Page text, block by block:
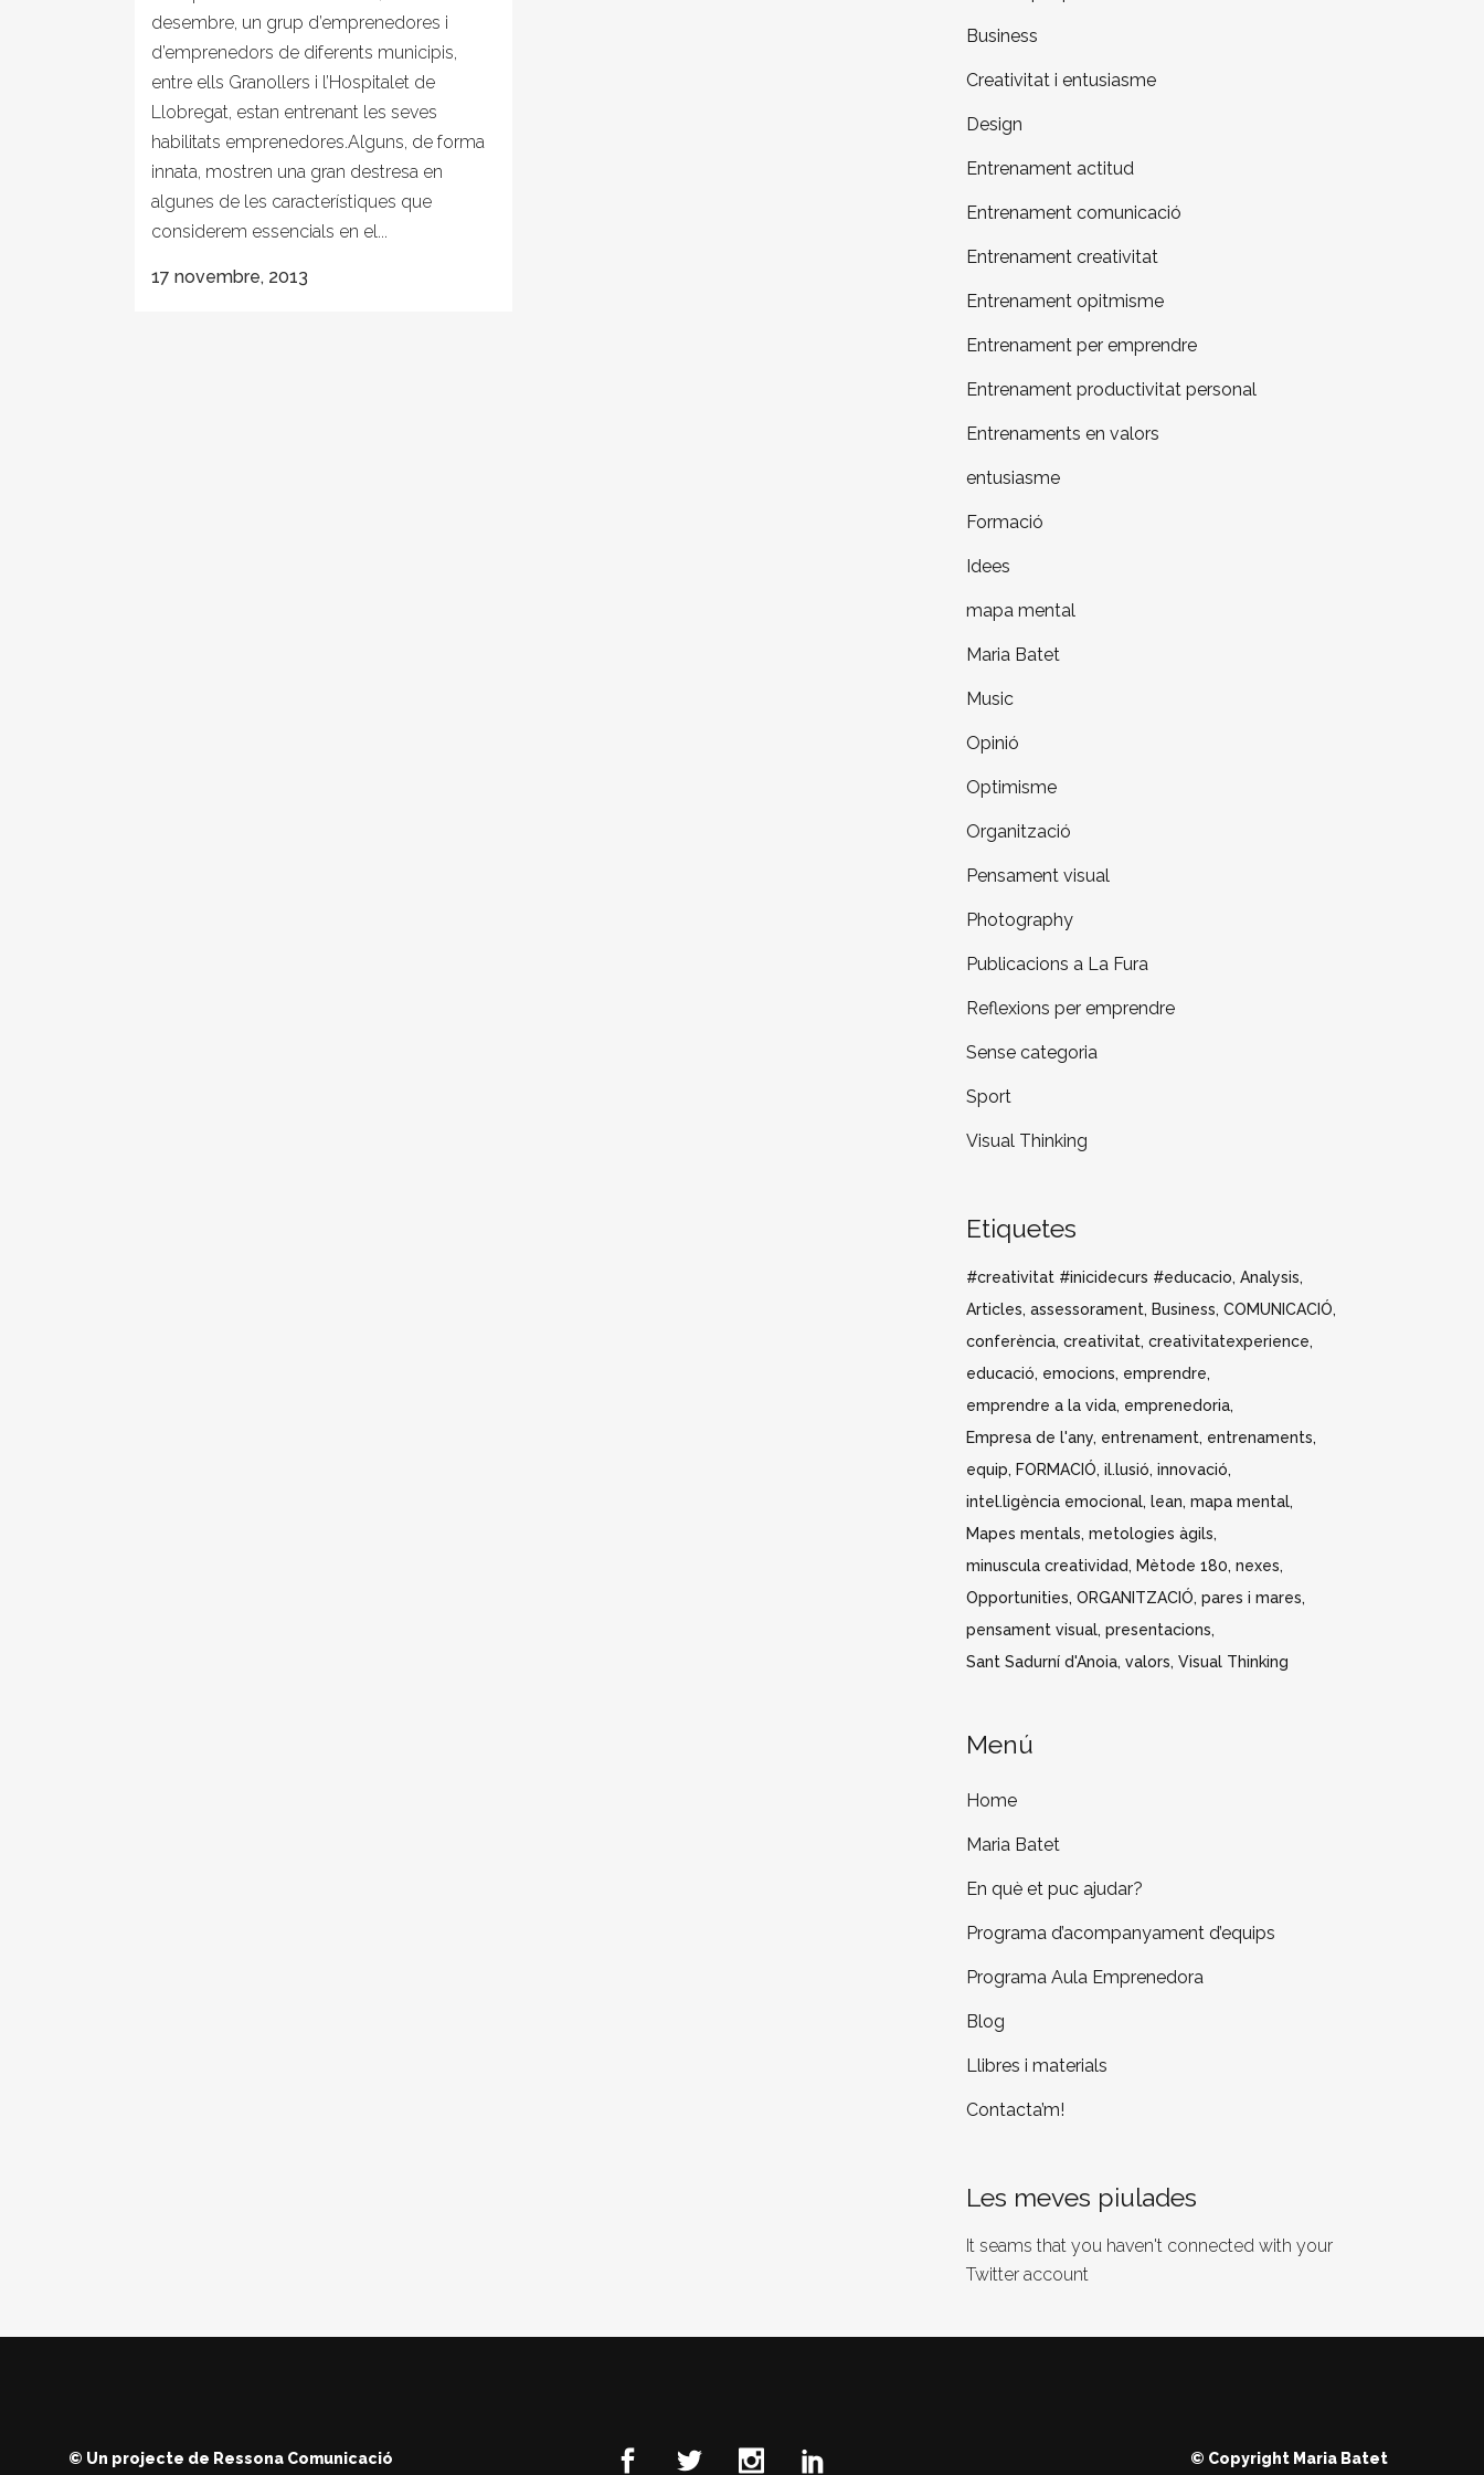
desembre, un grup d’emprenedores i
d’emprenedors de diferents municipis,
entre ells Granollers i l’Hospitalet de
Llobregat, estan entrenant les seves
habilitats emprenedores.Alguns, de forma
innata, mostren una gran destresa en
algunes de les característiques que
considerem essencials en el...
17 novembre, 2013
Business
Creativitat i entusiasme
Design
Entrenament actitud
Entrenament comunicació
Entrenament creativitat
Entrenament opitmisme
Entrenament per emprendre
Entrenament productivitat personal
Entrenaments en valors
entusiasme
Formació
Idees
mapa mental
Maria Batet
Music
Opinió
Optimisme
Organització
Pensament visual
Photography
Publicacions a La Fura
Reflexions per emprendre
Sense categoria
Sport
Visual Thinking
Etiquetes
#creativitat #inicidecurs #educacio Analysis
Articles assessorament Business COMUNICACIÓ
conferència creativitat creativitatexperience
educació emocions emprendre
emprendre a la vida emprenedoria
Empresa de l'any entrenament entrenaments
equip
FORMACIÓ il.lusió innovació
intel.ligència emocional lean mapa mental
Mapes mentals metologies àgils
minuscula creatividad
Mètode 180 nexes
Opportunities ORGANITZACIÓ pares i mares
pensament visual presentacions
Sant Sadurní d'Anoia valors Visual Thinking
Menú
Home
Maria Batet
En què et puc ajudar?
Programa d’acompanyament d’equips
Programa Aula Emprenedora
Blog
Llibres i materials
Contacta’m!
Les meves piulades
It seams that you haven't connected with your
Twitter account
© Un projecte de Ressona Comunicació © Copyright Maria Batet